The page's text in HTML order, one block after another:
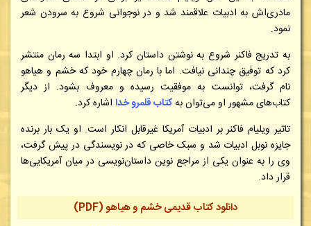
مادری‌اش به ادبیات علاقمند شد و در نوجوانی شروع به سرودن شعر
نمود.
به تدریج فاکنر شروع به نوشتن داستان کرد. او ابتدا سه رمان منتشر
کرد که توفیق چندانی نیافت. اما با رمان چهارم خود که خشم و هیاهو
نام گرفت، توانست به موفقیت رسیده و معروف بشود. از دیگر
کتاب‌های مشهور او می‌توان بهکتاب قلمرو خدا اشاره کرد.
تاثیر ویلیام فاکنر بر ادبیات آمریکا غیرقابل انکار است. او یک بار برنده
جایزه نوبل ادبیات شد و سبک خاصی که در نویسندگی در پیش گرفت،
وی را به عنوان یکی از مراجع نوین داستان‌نویسی در میان آمریکایی‌ها
قرار داد.
دانلود کتاب قدیمی خشم و هیاهو (PDF)